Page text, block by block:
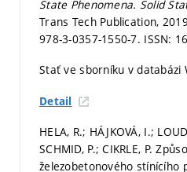
State Phenomena. Solid
Trans Tech Publication,
978-3-0357-1550-7. ISSN:
Stať ve sborníku v databázi
Detail
HELA, R.; HÁJKOVÁ, I.;
SCHMID, P.; CIKRLE, P.
železobetonového stínícího